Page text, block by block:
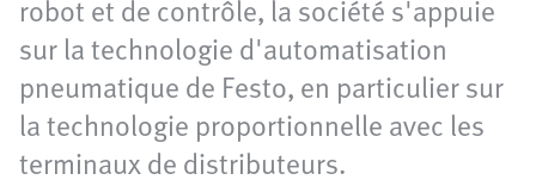
robot et de contrôle, la société s'appuie
sur la technologie d'automatisation
pneumatique de Festo, en particulier sur
la technologie proportionnelle avec les
terminaux de distributeurs.